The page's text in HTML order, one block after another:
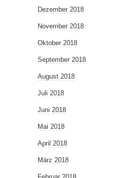
Dezember 2018
November 2018
Oktober 2018
September 2018
August 2018
Juli 2018
Juni 2018
Mai 2018
April 2018
März 2018